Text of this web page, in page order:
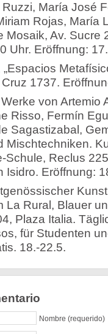
María José
Rojas, María
Mosaik, Av. Sucre
Uhr. Eröffnung:
1737.
Werke von Artemio
Risso, Fermín
Sagastizabal,
Mischtechniken.
Schule, Reclus
Isidro. Eröffnung:
La Rural, Blauer
Plaza Italia.
für Studenten
18.-22.5.
Nombre (requerido)